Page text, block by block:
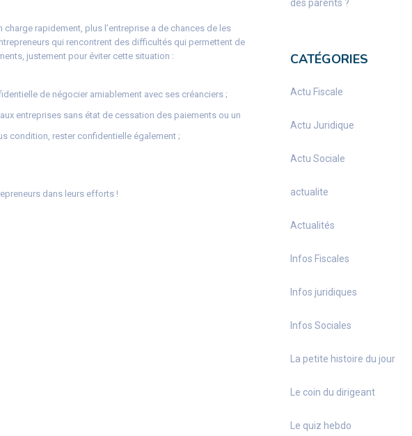
rapidement, plus l’entreprise a de chances de les
qui rencontrent des difficultés qui permettent de
justement pour éviter cette situation :
de négocier amiablement avec ses créanciers ;
entreprises sans état de cessation des paiements ou un
condition, rester confidentielle également ;
dans leurs efforts !
des parents ?
CATÉGORIES
Actu Fiscale
Actu Juridique
Actu Sociale
actualite
Actualités
Infos Fiscales
Infos juridiques
Infos Sociales
La petite histoire du jour
Le coin du dirigeant
Le quiz hebdo